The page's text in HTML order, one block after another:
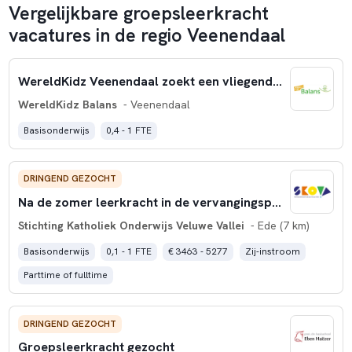
Vergelijkbare groepsleerkracht
vacatures in de regio Veenendaal
WereldKidz Veenendaal zoekt een vliegende keep leerkracht
WereldKidz Balans - Veenendaal
Basisonderwijs 0,4 - 1 FTE
DRINGEND GEZOCHT
Na de zomer leerkracht in de vervangingspool van Skovv?
Stichting Katholiek Onderwijs Veluwe Vallei - Ede (7 km)
Basisonderwijs 0,1 - 1 FTE € 3463 - 5277
Zij-instroom
Parttime of fulltime
DRINGEND GEZOCHT
Groepsleerkracht gezocht